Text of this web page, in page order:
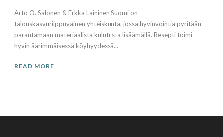
Arto O. Salonen & Erkka Laininen Suomi on
talouskasvuriippuvainen yhteiskunta, jossa hyvinvointia pyritään
parantamaan materiaalista kulutusta lisäämällä. Resepti toimi
hyvin äärimmäisessä köyhyydessä...
READ MORE